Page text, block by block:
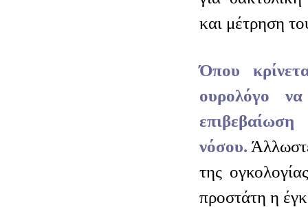
και μέτρηση
Όπου
ουρολόγο
νόσου.
της
προστάτη η